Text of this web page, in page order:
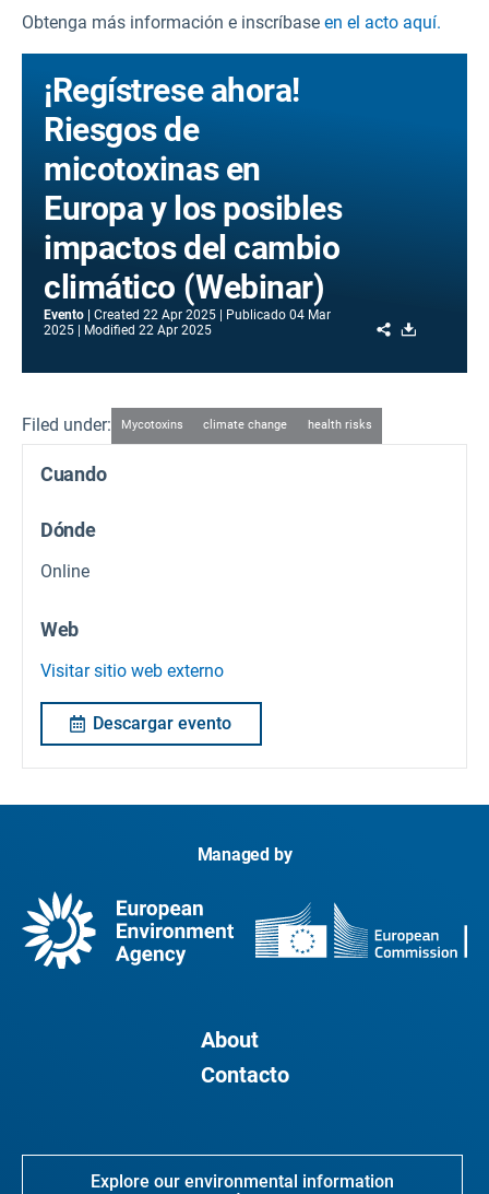
Obtenga más información e inscríbase en el acto aquí.
¡Regístrese ahora!
Riesgos de
micotoxinas en
Europa y los posibles
impactos del cambio
climático (Webinar)
Evento Created 22 Apr 2025 Publicado 04 Mar
2025
Modified 22 Apr 2025 Share
Filed under: Mycotoxins climate change health risks
Cuando
Dónde
Online
Web
Visitar sitio web externo
Descargar evento
Managed by
About
Contacto
Explore our environmental information